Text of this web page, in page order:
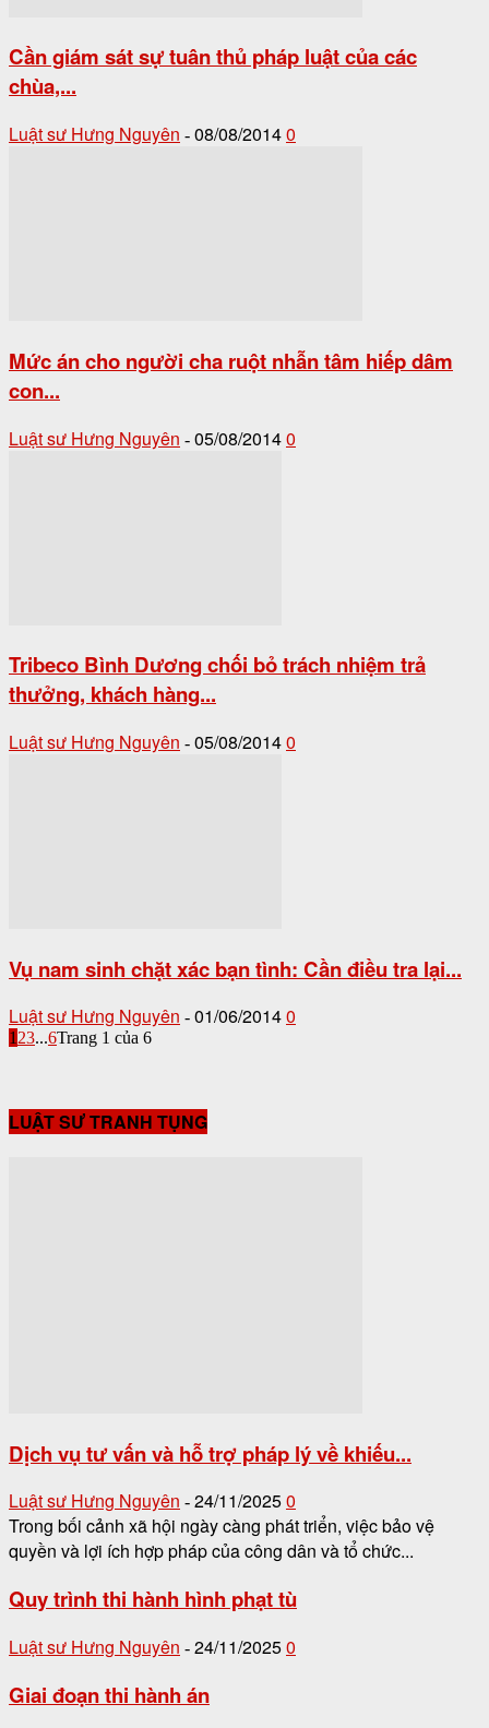
Cần giám sát sự tuân thủ pháp luật của các
chùa,...
Luật sư Hưng Nguyên - 08/08/20140
Mức án cho người cha ruột nhẫn tâm hiếp dâm
con...
Luật sư Hưng Nguyên - 05/08/20140
Tribeco Bình Dương chối bỏ trách nhiệm trả
thưởng, khách hàng...
Luật sư Hưng Nguyên - 05/08/20140
Vụ nam sinh chặt xác bạn tình: Cần điều tra lại...
Luật sư Hưng Nguyên - 01/06/20140
123...6Trang 1 của 6
LUẬT SƯ TRANH TỤNG
Dịch vụ tư vấn và hỗ trợ pháp lý về khiếu...
Luật sư Hưng Nguyên - 24/11/20250
Trong bối cảnh xã hội ngày càng phát triển, việc bảo vệ
quyền và lợi ích hợp pháp của công dân và tổ chức...
Quy trình thi hành hình phạt tù
Luật sư Hưng Nguyên - 24/11/20250
Giai đoạn thi hành án